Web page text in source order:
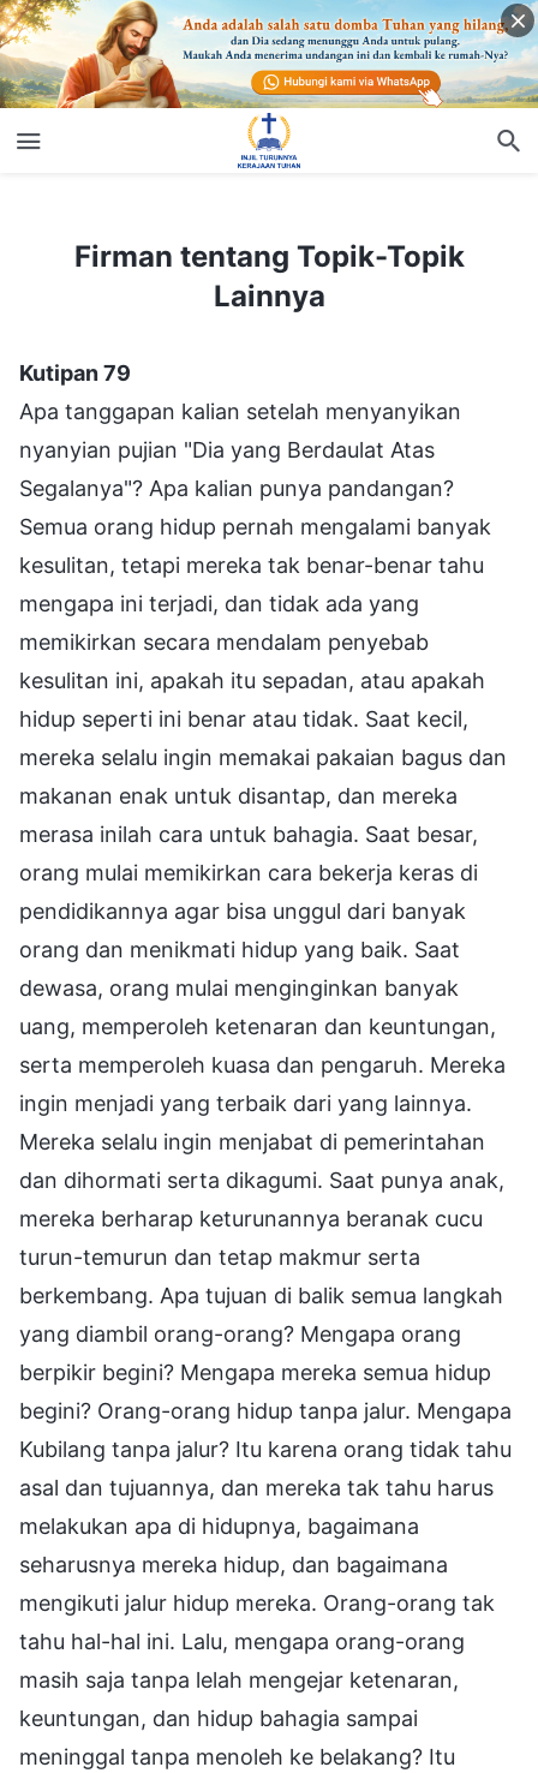
Firman tentang Topik-Topik Lainnya
Firman tentang Topik-Topik
Lainnya
Kutipan 79
Apa tanggapan kalian setelah menyanyikan
nyanyian pujian "Dia yang Berdaulat Atas
Segalanya"? Apa kalian punya pandangan?
Semua orang hidup pernah mengalami banyak
kesulitan, tetapi mereka tak benar-benar tahu
mengapa ini terjadi, dan tidak ada yang
memikirkan secara mendalam penyebab
kesulitan ini, apakah itu sepadan, atau apakah
hidup seperti ini benar atau tidak. Saat kecil,
mereka selalu ingin memakai pakaian bagus dan
makanan enak untuk disantap, dan mereka
merasa inilah cara untuk bahagia. Saat besar,
orang mulai memikirkan cara bekerja keras di
pendidikannya agar bisa unggul dari banyak
orang dan menikmati hidup yang baik. Saat
dewasa, orang mulai menginginkan banyak
uang, memperoleh ketenaran dan keuntungan,
serta memperoleh kuasa dan pengaruh. Mereka
ingin menjadi yang terbaik dari yang lainnya.
Mereka selalu ingin menjabat di pemerintahan
dan dihormati serta dikagumi. Saat punya anak,
mereka berharap keturunannya beranak cucu
turun-temurun dan tetap makmur serta
berkembang. Apa tujuan di balik semua langkah
yang diambil orang-orang? Mengapa orang
berpikir begini? Mengapa mereka semua hidup
begini? Orang-orang hidup tanpa jalur. Mengapa
Kubilang tanpa jalur? Itu karena orang tidak tahu
asal dan tujuannya, dan mereka tak tahu harus
melakukan apa di hidupnya, bagaimana
seharusnya mereka hidup, dan bagaimana
mengikuti jalur hidup mereka. Orang-orang tak
tahu hal-hal ini. Lalu, mengapa orang-orang
masih saja tanpa lelah mengejar ketenaran,
keuntungan, dan hidup bahagia sampai
meninggal tanpa menoleh ke belakang? Itu